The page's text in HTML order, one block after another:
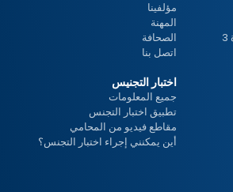
ومؤلفينا
المهنة
الصحافة
اتصل بنا
اختبار التجنيس
جميع المعلومات
تطبيق اختبار التجنس
مقاطع فيديو من المحامي
أين يمكنني إجراء اختبار التجنس؟